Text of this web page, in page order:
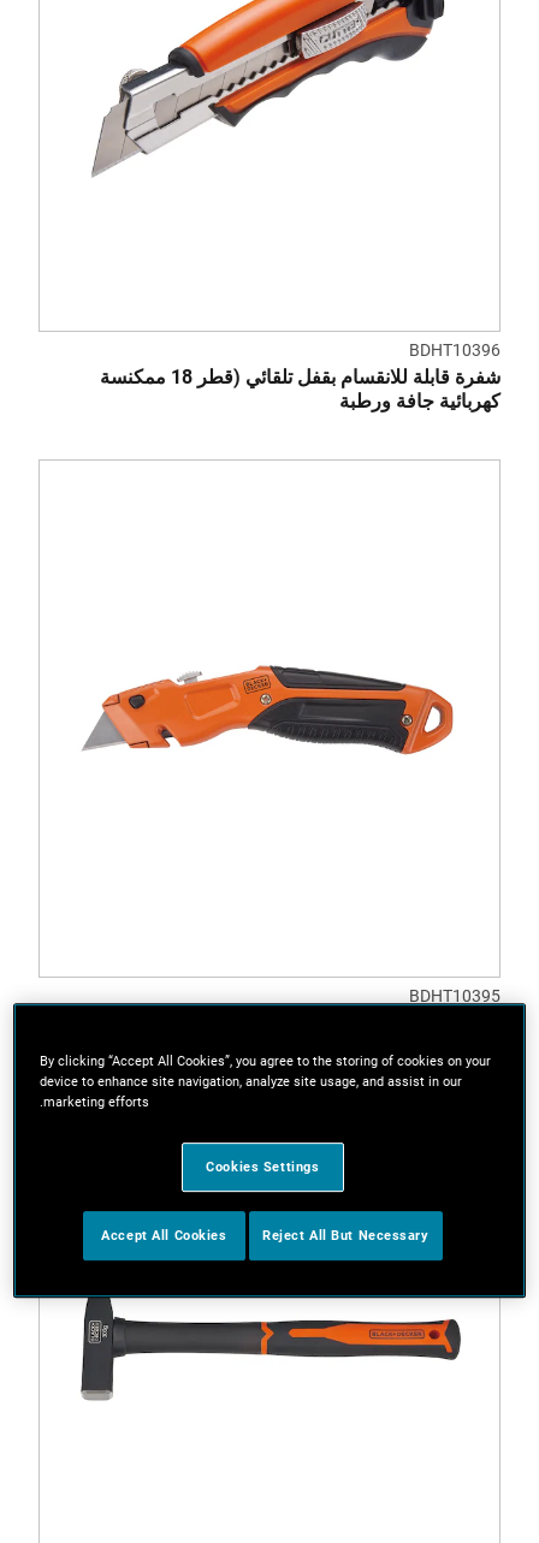
BDHT10396
شفرة قابلة للانقسام بقفل تلقائي (قطر 18 ممكنسة
كهربائية جافة ورطبة
BDHT10395
By clicking “Accept All Cookies”, you agree to the storing of cookies on your
device to enhance site navigation, analyze site usage, and assist in our
marketing efforts.
Cookies Settings
Reject All But Necessary
Accept All Cookies